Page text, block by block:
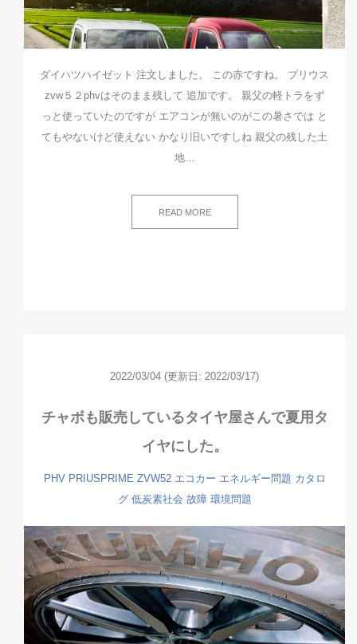
ダイハツハイゼット 注文しました。 この赤ですね。 プリウス
zvw５２phvはそのまま残して 追加です。 親父の軽トラをず
っと使っていたのですが エアコンが無いのがこの暑さでは と
てもやないけど使えない かなり旧いですしね 親父の残した土
地…
READ MORE
2022/03/04 (更新日: 2022/03/17)
チャボも販売しているタイヤ屋さんで夏用タ
イヤにした。
PHV PRIUSPRIME ZVW52 エコカー エネルギー問題 カタロ
グ 低炭素社会 故障 環境問題